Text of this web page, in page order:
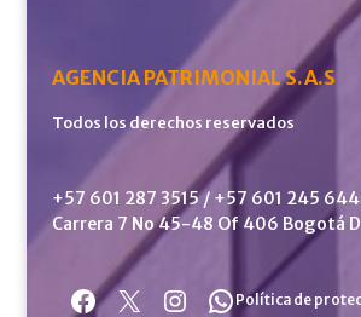
AGENCIA PATRIMONIAL S.A.S
Todos los derechos reservados
+57 601 287 3515 / +57 601 245
Carrera 7 No 45-48 Of 406 Bogotá
Facebook
X Instagram
WhatsApp
Política de